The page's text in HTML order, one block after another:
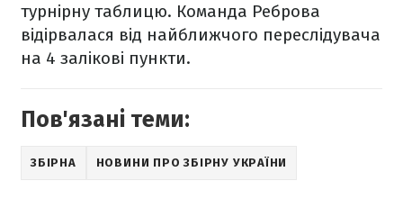
турнірну таблицю. Команда Реброва
відірвалася від найближчого переслідувача
на 4 залікові пункти.
Пов'язані теми:
ЗБІРНА НОВИНИ ПРО ЗБІРНУ УКРАЇНИ